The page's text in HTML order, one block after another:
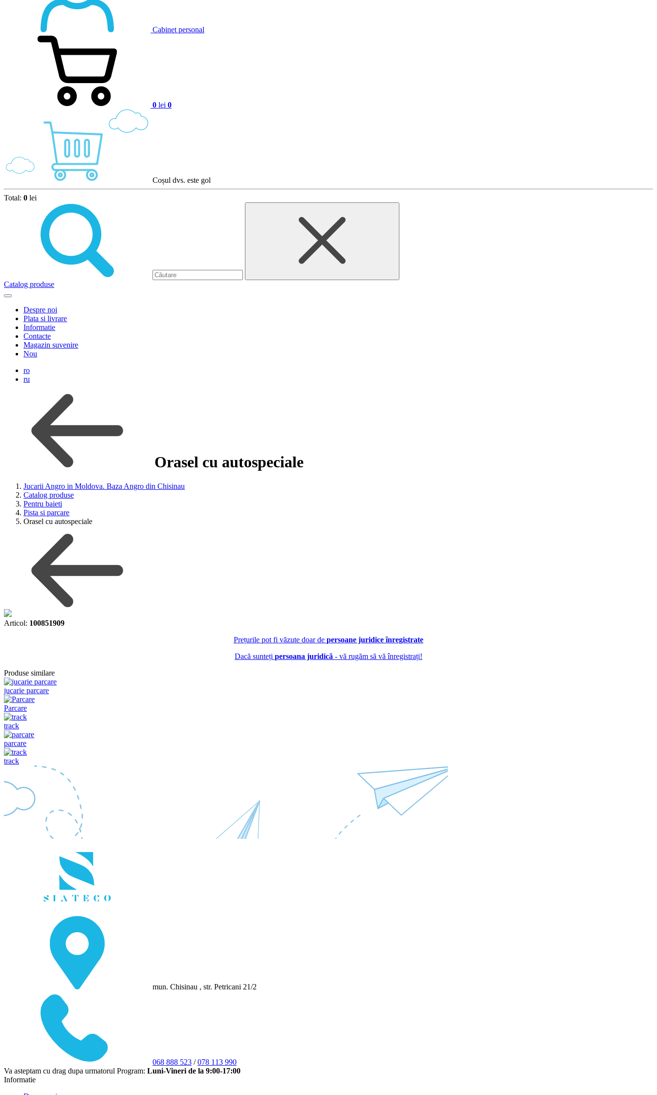
Cabinet personal
0 lei 0
Coșul dvs. este gol
Total: 0 lei
Catalog produse
Despre noi
Plata si livrare
Informatie
Contacte
Magazin suvenire
Nou
ro
ru
Orasel cu autospeciale
Jucarii Angro in Moldova. Baza Angro din Chisinau
Catalog produse
Pentru baieti
Pista si parcare
Orasel cu autospeciale
Articol: 100851909
Prețurile pot fi văzute doar de persoane juridice înregistrate
Dacă sunteți persoana juridică - vă rugăm să vă înregistrați!
Produse similare
jucarie parcare
Parcare
track
parcare
track
mun. Chisinau , str. Petricani 21/2
068 888 523 /078 113 990
Va asteptam cu drag dupa urmatorul Program: Luni-Vineri de la 9:00-17:00
Informatie